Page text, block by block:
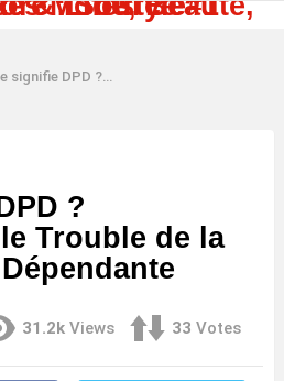
DPD ? Comprendre le Trouble de la Personnalité Dépendante
?
Trouble de la
31.2k Views 33 Votes